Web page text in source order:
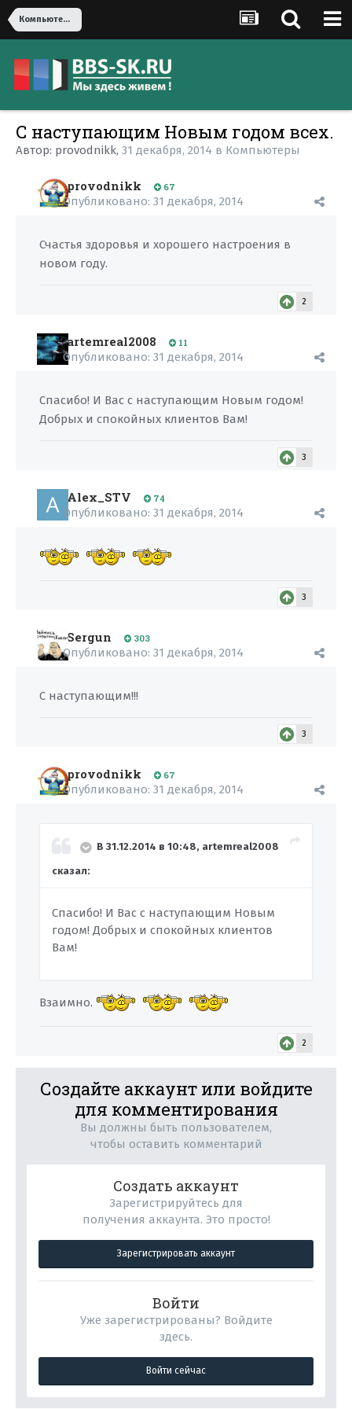
Компьютеры
С наступающим Новым годом всех.
Автор: provodnikk, 31 декабря, 2014 в Компьютеры
provodnikk 67
Опубликовано: 31 декабря, 2014
Счастья здоровья и хорошего настроения в
новом году.
2
artemreal2008 11
Опубликовано: 31 декабря, 2014
Спасибо! И Вас с наступающим Новым годом!
Добрых и спокойных клиентов Вам!
3
Alex_STV 74
Опубликовано: 31 декабря, 2014
3
Sergun 303
Опубликовано: 31 декабря, 2014
С наступающим!!!
3
provodnikk 67
Опубликовано: 31 декабря, 2014
В 31.12.2014 в 10:48, artemreal2008
сказал:
Спасибо! И Вас с наступающим Новым
годом! Добрых и спокойных клиентов
Вам!
Взаимно.
2
Создайте аккаунт или войдите
для комментирования
Вы должны быть пользователем,
чтобы оставить комментарий
Создать аккаунт
Зарегистрируйтесь для
получения аккаунта. Это просто!
Зарегистрировать аккаунт
Войти
Уже зарегистрированы? Войдите
здесь.
Войти сейчас